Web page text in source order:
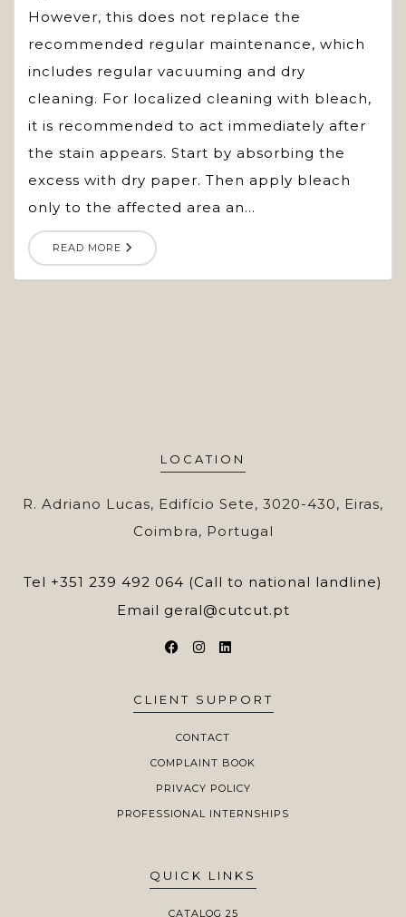
However, this does not replace the
recommended regular maintenance, which
includes regular vacuuming and dry
cleaning. For localized cleaning with bleach,
it is recommended to act immediately after
the stain appears. Start by absorbing the
excess with dry paper. Then apply bleach
only to the affected area an...
READ MORE
LOCATION
R. Adriano Lucas, Edifício Sete, 3020-430, Eiras,
Coimbra, Portugal
Tel +351 239 492 064 (Call to national landline)
Email geral@cutcut.pt
CLIENT SUPPORT
CONTACT
COMPLAINT BOOK
PRIVACY POLICY
PROFESSIONAL INTERNSHIPS
QUICK LINKS
CATALOG 25